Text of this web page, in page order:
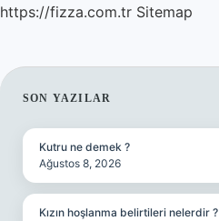
https://fizza.com.tr Sitemap
SIDEBAR
SON YAZILAR
Kutru ne demek ?
Ağustos 8, 2026
Kızın hoşlanma belirtileri nelerdir ?